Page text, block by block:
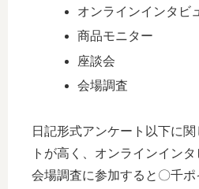
オンラインインタビ
商品モニター
座談会
会場調査
日記形式アンケート以下に
トが高く、オンラインイン
会場調査に参加すると〇千